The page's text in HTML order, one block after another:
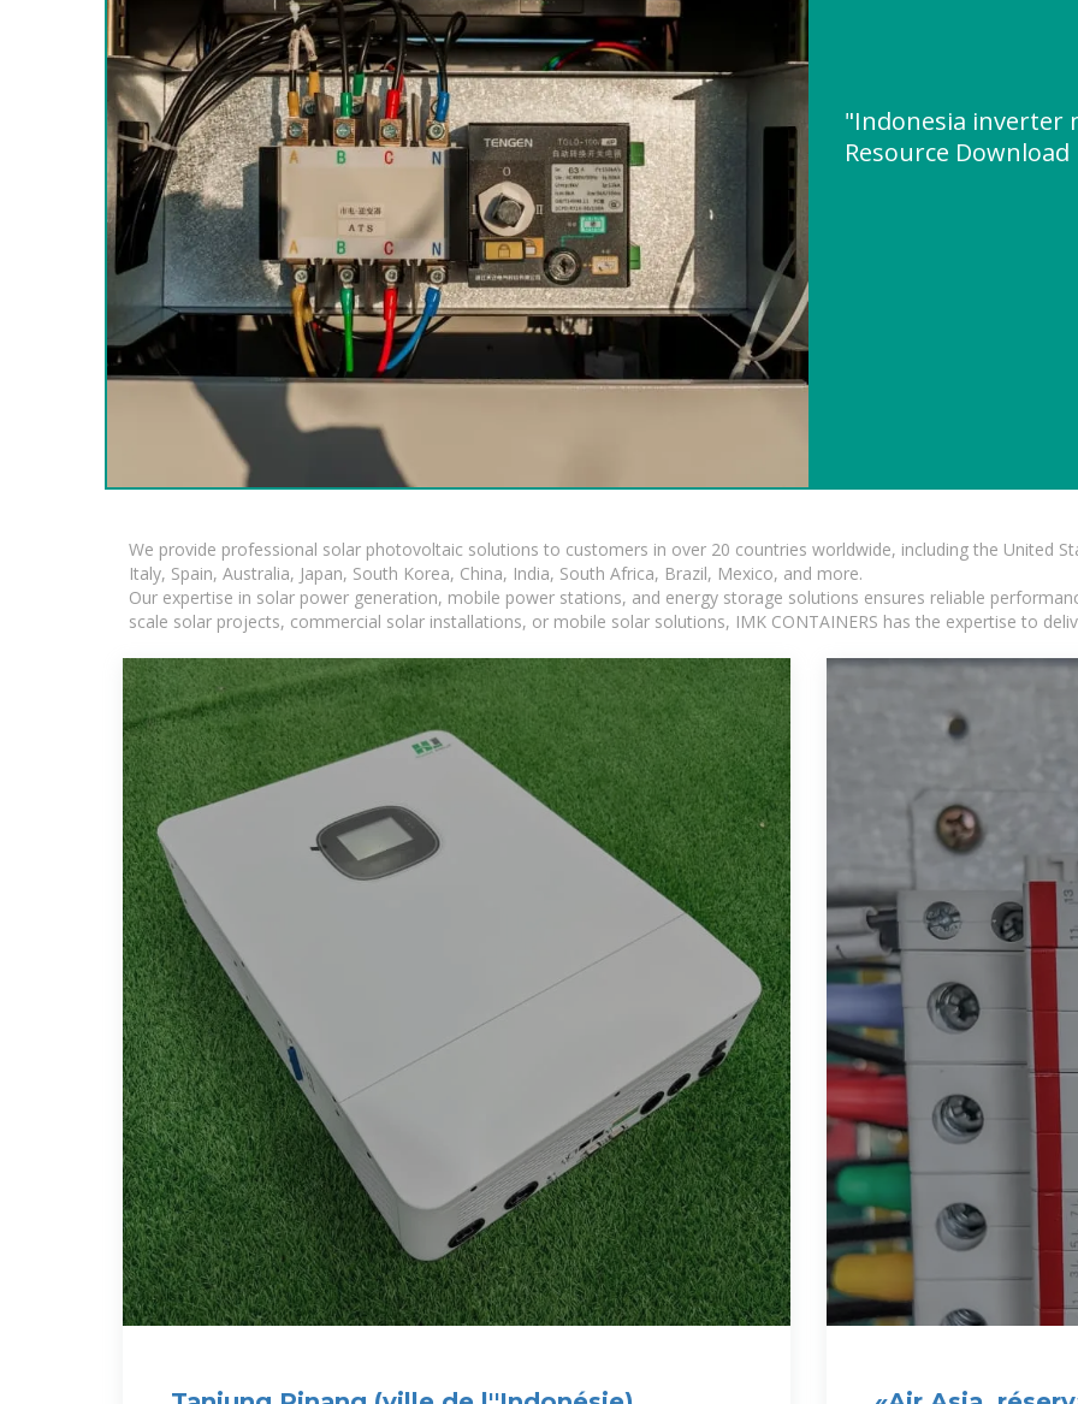
"Indonesia inverter
Resource Download
We provide professional solar photovoltaic solutions to customers in over 20 countries worldwide, including the United
Italy, Spain, Australia, Japan, South Korea, China, India, South Africa, Brazil, Mexico, and more.
Our expertise in solar power generation, mobile power stations, and energy storage solutions ensures reliable
scale solar projects, commercial solar installations, or mobile solar solutions, IMK CONTAINERS has the expertise to